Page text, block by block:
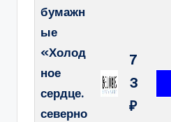
бумажн
ые
«Холод
ное
сердце.
северно
7
3
₽